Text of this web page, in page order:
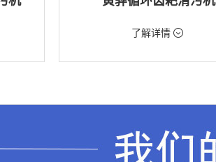
价格：1898元/台
机
了解详情